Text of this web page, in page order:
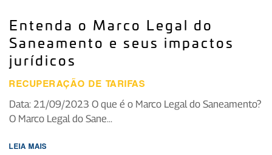
Entenda o Marco Legal do
Saneamento e seus impactos
jurídicos
RECUPERAÇÃO DE TARIFAS
Data: 21/09/2023 O que é o Marco Legal do Saneamento?
O Marco Legal do Sane...
LEIA MAIS